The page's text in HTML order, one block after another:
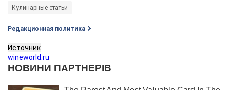
Кулинарные статьи
Редакционная политика
Источник
wineworld.ru